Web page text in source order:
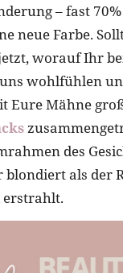
– fast
neue Farbe.
worauf Ihr
wohlfühlen
Eure Mähne
des
als der
erstrahlt.